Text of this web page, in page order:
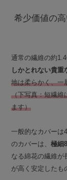
希少価値の
通常の繊維の約
しかとれない貴重
地は柔らかく、一
（下写真：短繊維
ます）
一般的なカバーは
のカバーは、極細
なる綿花の繊維が
が高く安定したも